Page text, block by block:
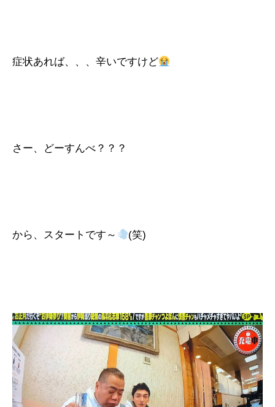
症状あれば、、、辛いですけど
さー、どーすんべ？？？
から、スタートです～ (笑)